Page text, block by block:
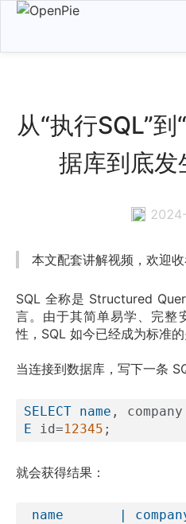
从“执行SQL”
据库到底发
本文配套讲解视频，欢迎收
SQL 全称是 Structured
言。由于其简单易学、完整
性，SQL 如今已经成为标准
当连接到数据库，写下一条
SELECT name , company
E id=12345
就会获得结果：